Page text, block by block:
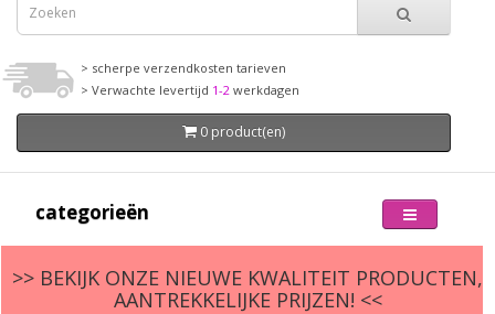
> scherpe verzendkosten tarieven
> Verwachte levertijd 1-2 werkdagen
0 product(en)
categorieën
>> BEKIJK ONZE NIEUWE KWALITEIT PRODUCTEN,
AANTREKKELIJKE PRIJZEN! <<